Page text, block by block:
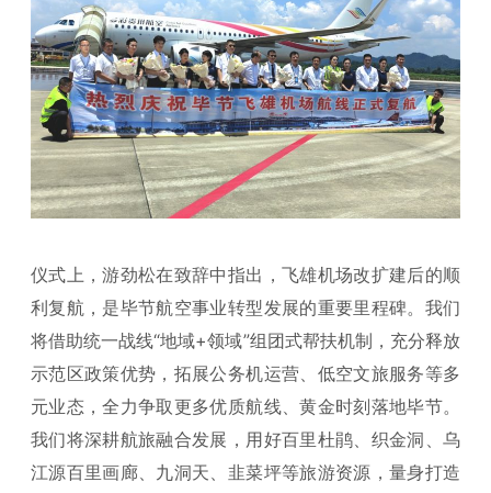
仪式上，游劲松在致辞中指出，飞雄机场改扩建后的顺
利复航，是毕节航空事业转型发展的重要里程碑。我们
将借助统一战线“地域+领域”组团式帮扶机制，充分释放
示范区政策优势，拓展公务机运营、低空文旅服务等多
元业态，全力争取更多优质航线、黄金时刻落地毕节。
我们将深耕航旅融合发展，用好百里杜鹃、织金洞、乌
江源百里画廊、九洞天、韭菜坪等旅游资源，量身打造